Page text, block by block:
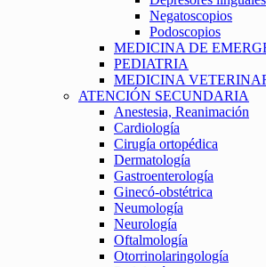
Negatoscopios
Podoscopios
MEDICINA DE
PEDIATRIA
MEDICINA
ATENCIÓN SECUNDARIA
Anestesia, Reanimación
Cardiología
Cirugía ortopédica
Dermatología
Gastroenterología
Ginecó-obstétrica
Neumología
Neurología
Oftalmología
Otorrinolaringología